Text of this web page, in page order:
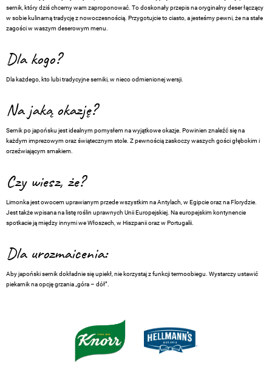
sernik, który dziś chcemy wam zaproponować. To doskonały przepis na oryginalny deser łączący
w sobie kulinarną tradycję z nowoczesnością. Przygotujcie to ciasto, a jesteśmy pewni, że na stałe
zagości w waszym deserowym menu.
Dla kogo?
Dla każdego, kto lubi tradycyjne serniki, w nieco odmienionej wersji.
Na jaką okazję?
Sernik po japońsku jest idealnym pomysłem na wyjątkowe okazje. Powinien znaleźć się na
każdym imprezowym oraz świątecznym stole. Z pewnością zaskoczy waszych gości głębokim i
orzeźwiającym smakiem.
Czy wiesz, że?
Limonka jest owocem uprawianym przede wszystkim na Antylach, w Egipcie oraz na Florydzie.
Jest także wpisana na listę roślin uprawnych Unii Europejskiej. Na europejskim kontynencie
spotkacie ją między innymi we Włoszech, w Hiszpanii oraz w Portugalii.
Dla urozmaicenia:
Aby japoński sernik dokładnie się upiekł, nie korzystaj z funkcji termoobiegu. Wystarczy ustawić
piekarnik na opcję grzania „góra – dół”.